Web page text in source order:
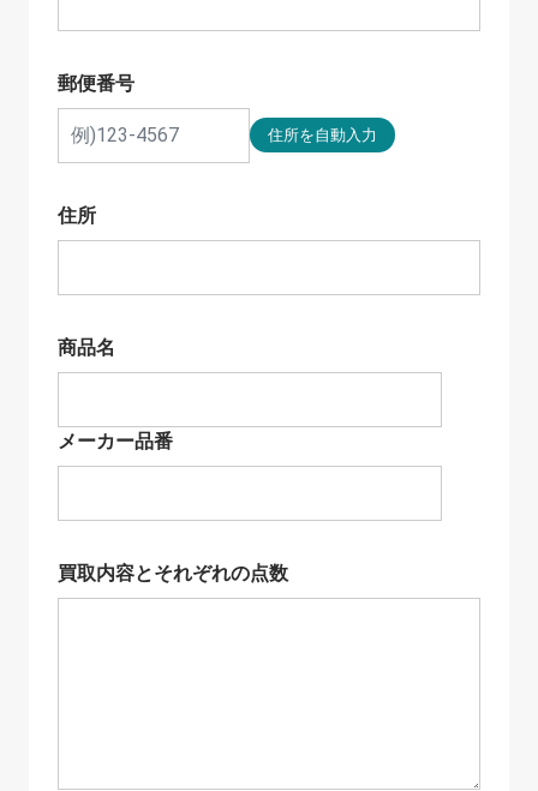
郵便番号
住所
商品名
メーカー品番
買取内容とそれぞれの点数